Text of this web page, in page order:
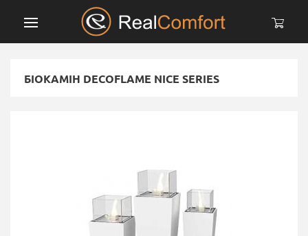
БІОКАМІН DECOFLAME NICE SERIES